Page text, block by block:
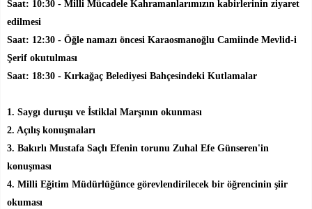
Saat: 10:30 - Milli Mücadele Kahramanlarımızın kabirlerinin ziyaret
edilmesi
Saat: 12:30 - Öğle namazı öncesi Karaosmanoğlu Camiinde Mevlid-i
Şerif okutulması
Saat: 18:30 - Kırkağaç Belediyesi Bahçesindeki Kutlamalar
1. Saygı duruşu ve İstiklal Marşının okunması
2. Açılış konuşmaları
3. Bakırlı Mustafa Saçlı Efenin torunu Zuhal Efe Günseren'in
konuşması
4. Milli Eğitim Müdürlüğünce görevlendirilecek bir öğrencinin şiir
okuması